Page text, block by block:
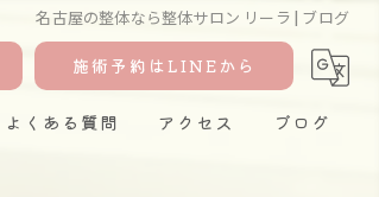
名古屋の整体なら整体サロン リーラ | ブログ
施術予約はLINEから
よくある質問 アクセス ブログ